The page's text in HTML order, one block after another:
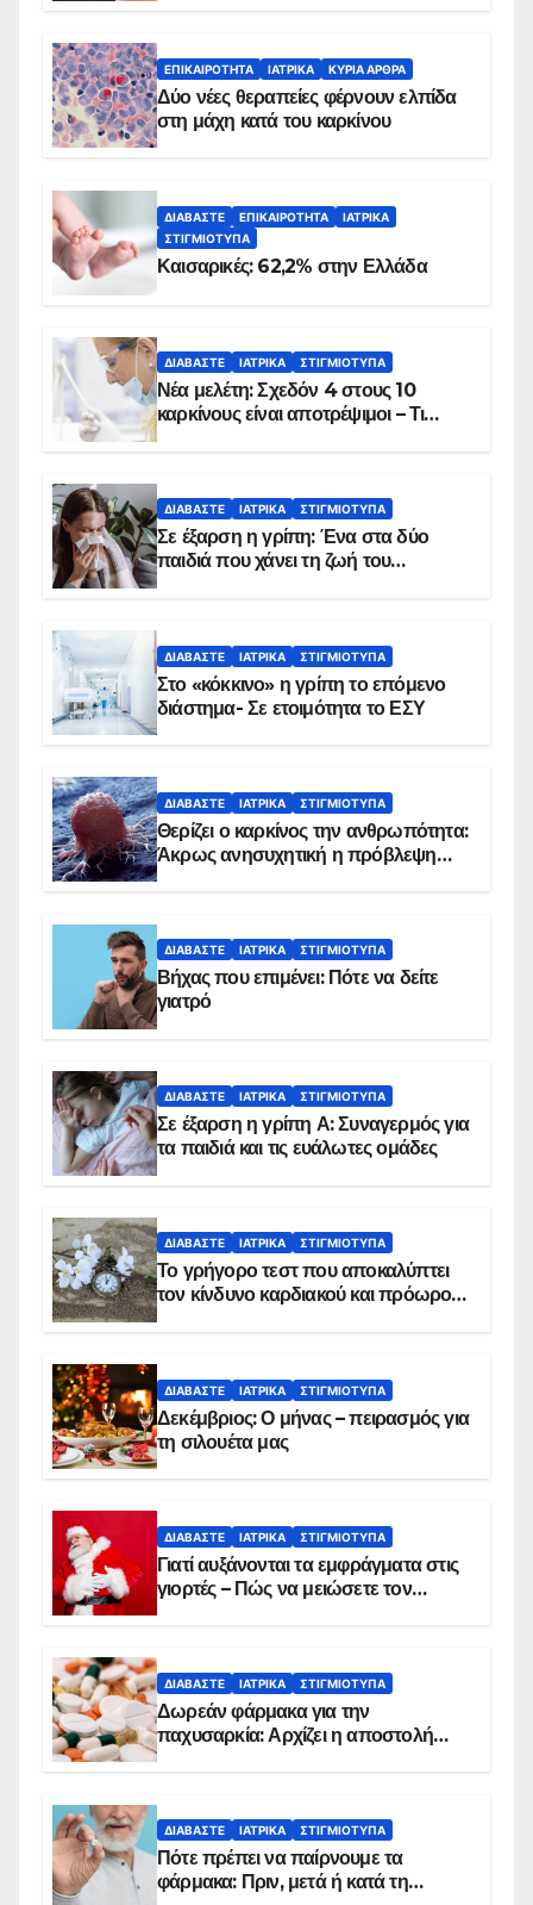
ΕΠΙΚΑΙΡΌΤΗΤΑ ΙΑΤΡΙΚΆ ΚΥΡΙΑ ΑΡΘΡΑ
Δύο νέες θεραπείες φέρνουν ελπίδα
στη μάχη κατά του καρκίνου
ΔΙΑΒΆΣΤΕ ΕΠΙΚΑΙΡΌΤΗΤΑ
ΙΑΤΡΙΚΆ
ΣΤΙΓΜΙΌΤΥΠΑ
Καισαρικές: 62,2% στην Ελλάδα
ΔΙΑΒΆΣΤΕ ΙΑΤΡΙΚΆ ΣΤΙΓΜΙΌΤΥΠΑ
Νέα μελέτη: Σχεδόν 4 στους 10
καρκίνους είναι αποτρέψιμοι – Τι
ΔΙΑΒΆΣΤΕ ΙΑΤΡΙΚΆ ΣΤΙΓΜΙΌΤΥΠΑ
Σε έξαρση η γρίπη: Ένα στα δύο
παιδιά που χάνει τη ζωή του
ΔΙΑΒΆΣΤΕ ΙΑΤΡΙΚΆ ΣΤΙΓΜΙΌΤΥΠΑ
Στο «κόκκινο» η γρίπη το επόμενο
διάστημα- Σε ετοιμότητα το ΕΣΥ
ΔΙΑΒΆΣΤΕ ΙΑΤΡΙΚΆ ΣΤΙΓΜΙΌΤΥΠΑ
Θερίζει ο καρκίνος την ανθρωπότητα:
Άκρως ανησυχητική η πρόβλεψη…
ΔΙΑΒΆΣΤΕ ΙΑΤΡΙΚΆ ΣΤΙΓΜΙΌΤΥΠΑ
Βήχας που επιμένει: Πότε να δείτε
γιατρό
ΔΙΑΒΆΣΤΕ ΙΑΤΡΙΚΆ ΣΤΙΓΜΙΌΤΥΠΑ
Σε έξαρση η γρίπη Α: Συναγερμός για
τα παιδιά και τις ευάλωτες ομάδες
ΔΙΑΒΆΣΤΕ ΙΑΤΡΙΚΆ ΣΤΙΓΜΙΌΤΥΠΑ
Το γρήγορο τεστ που αποκαλύπτει
τον κίνδυνο καρδιακού και πρόωρου
ΔΙΑΒΆΣΤΕ ΙΑΤΡΙΚΆ ΣΤΙΓΜΙΌΤΥΠΑ
Δεκέμβριος: Ο μήνας – πειρασμός για
τη σιλουέτα μας
ΔΙΑΒΆΣΤΕ ΙΑΤΡΙΚΆ ΣΤΙΓΜΙΌΤΥΠΑ
Γιατί αυξάνονται τα εμφράγματα στις
γιορτές – Πώς να μειώσετε τον
ΔΙΑΒΆΣΤΕ ΙΑΤΡΙΚΆ ΣΤΙΓΜΙΌΤΥΠΑ
Δωρεάν φάρμακα για την
παχυσαρκία: Αρχίζει η αποστολή
ΔΙΑΒΆΣΤΕ ΙΑΤΡΙΚΆ ΣΤΙΓΜΙΌΤΥΠΑ
Πότε πρέπει να παίρνουμε τα
φάρμακα: Πριν, μετά ή κατά τη